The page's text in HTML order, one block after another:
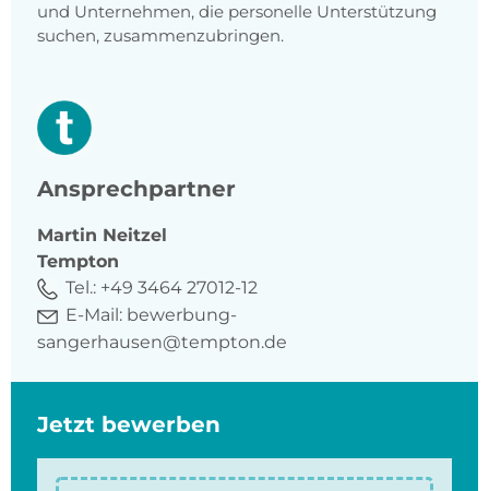
und Unternehmen, die personelle Unterstützung
suchen, zusammenzubringen.
Ansprechpartner
Martin Neitzel
Tempton
Tel.: +49 3464 27012-12
E-Mail: bewerbung-
sangerhausen@tempton.de
Jetzt bewerben